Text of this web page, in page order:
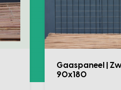
Gaaspaneel |
90x180